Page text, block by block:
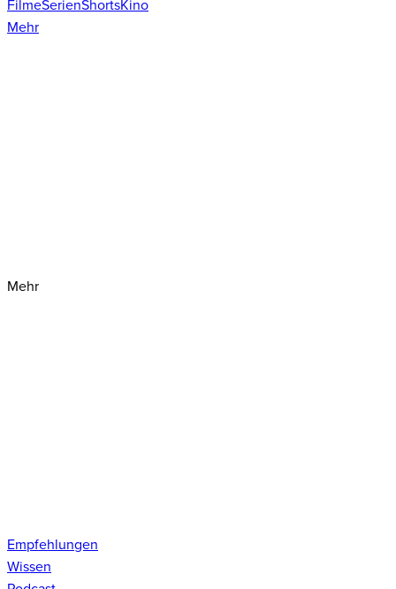
FilmeSerienShortsKino
Mehr
Mehr
Empfehlungen
Wissen